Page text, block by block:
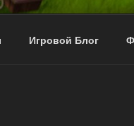
Игровой Блог